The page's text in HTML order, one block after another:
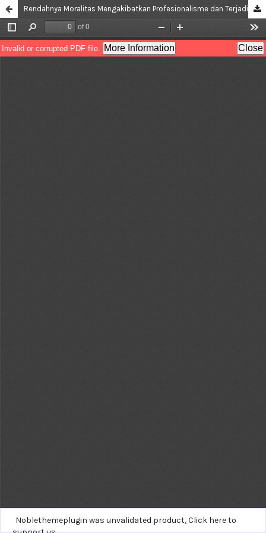
Noblethemeplugin was unvalidated product,Click here to